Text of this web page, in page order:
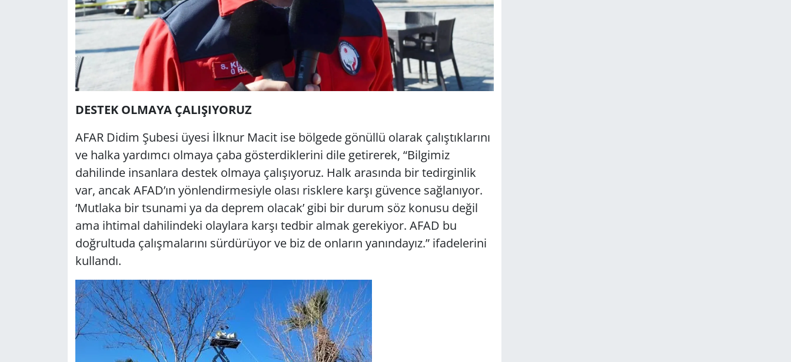
DESTEK OLMAYA ÇALIŞIYORUZ
AFAR Didim Şubesi üyesi İlknur Macit ise bölgede gönüllü olarak çalıştıklarını
ve halka yardımcı olmaya çaba gösterdiklerini dile getirerek, “Bilgimiz
dahilinde insanlara destek olmaya çalışıyoruz. Halk arasında bir tedirginlik
var, ancak AFAD’ın yönlendirmesiyle olası risklere karşı güvence sağlanıyor.
‘Mutlaka bir tsunami ya da deprem olacak’ gibi bir durum söz konusu değil
ama ihtimal dahilindeki olaylara karşı tedbir almak gerekiyor. AFAD bu
doğrultuda çalışmalarını sürdürüyor ve biz de onların yanındayız.” ifadelerini
kullandı.